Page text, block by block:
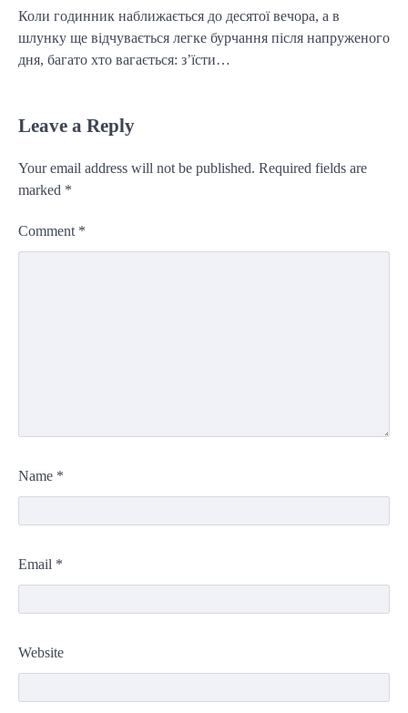
Коли годинник наближається до десятої вечора, а в
шлунку ще відчувається легке бурчання після напруженого
дня, багато хто вагається: з’їсти…
Leave a Reply
Your email address will not be published. Required fields are
marked *
Comment *
Name *
Email *
Website